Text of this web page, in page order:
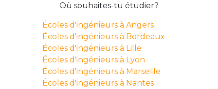
Où souhaites-tu étudier?
Écoles d'ingénieurs à Angers
Écoles d'ingénieurs à Bordeaux
Écoles d'ingénieurs à Lille
Écoles d'ingénieurs à Lyon
Écoles d'ingénieurs à Marseille
Écoles d'ingénieurs à Nantes